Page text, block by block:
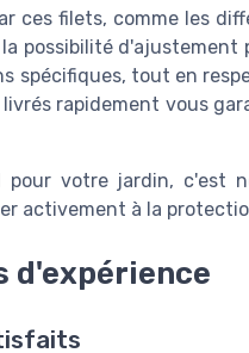
ces filets, comme les
possibilité
spécifiques, tout en
rapidement vous
pour votre jardin, c'est
activement à la
d'expérience